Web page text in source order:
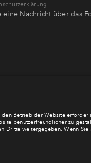
.
eine Nachricht über das